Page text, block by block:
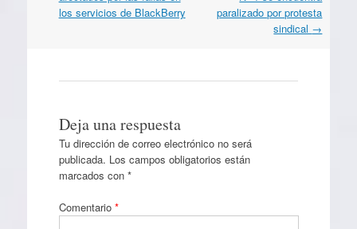
artículos
los servicios de BlackBerry
paralizado por protesta
sindical →
Deja una respuesta
Tu dirección de correo electrónico no será
publicada. Los campos obligatorios están
marcados con *
Comentario *